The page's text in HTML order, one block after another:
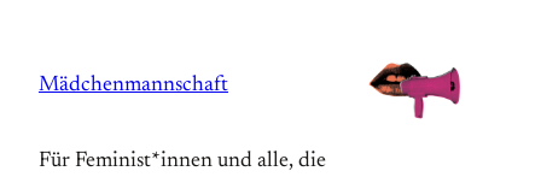
springen
Mädchenmannschaft
Für Feminist*innen und alle, die